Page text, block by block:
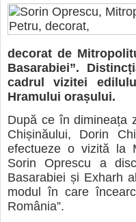
decorat de
Basarabiei”.
cadrul vizitei
Hramului orașului.
După ce în dimineața
Chișinăului, Dorin
efectueze o vizită la
Sorin Oprescu a
Basarabiei și Exharh
modul în care
România”.